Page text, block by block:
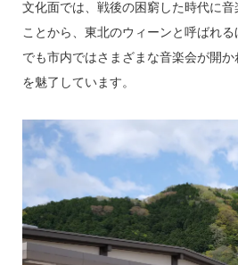
文化面では、戦後の困窮した時代に
ことから、東北のウィーンと呼ばれ
でも市内ではさまざまな音楽会が開
を魅了しています。